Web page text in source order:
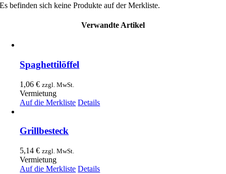
Es befinden sich keine Produkte auf der Merkliste.
Verwandte Artikel
Spaghettilöffel
1,06€ zzgl. MwSt.
Vermietung
Auf die Merkliste Details
Grillbesteck
5,14€ zzgl. MwSt.
Vermietung
Auf die Merkliste Details